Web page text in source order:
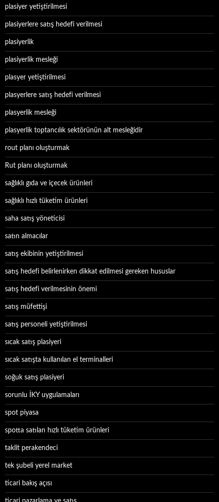
plasiyer yetiştirilmesi
plasiyerlere satış hedefi verilmesi
plasiyerlik
plasiyerlik mesleği
plasyer yetiştirilmesi
plasyerlere satış hedefi verilmesi
plasyerlik mesleği
plasyerlik toptancılık sektörünün alt mesleğidir
rout planı oluşturmak
Rut planı oluşturmak
sağlıklı gıda ve içecek ürünleri
sağlıklı hızlı tüketim ürünleri
saha satış yöneticisi
satın almacılar
satış ekibinin yetiştirilmesi
satış hedefi belirlenirken dikkat edilmesi gereken hususlar
satış hedefi verilmesinin önemi
satış müfettişi
satış personeli yetiştirilmesi
sıcak satış plasiyeri
sıcak satışta kullanılan el terminalleri
soğuk satış plasiyeri
sorunlu İKY uygulamaları
spot piyasa
spotta satılan hızlı tüketim ürünleri
taklit perakendeci
tek şubeli yerel market
ticari bakış açısı